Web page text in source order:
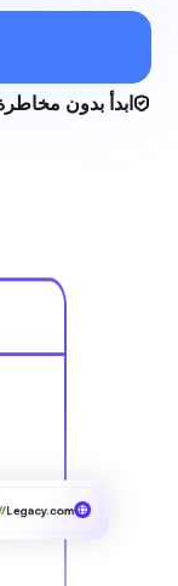
ابدأ بدون
Legacy.com